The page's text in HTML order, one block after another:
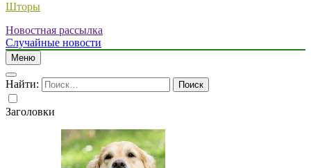
Шторы
Новостная рассылка
Случайные новости
Меню
Найти:
Заголовки